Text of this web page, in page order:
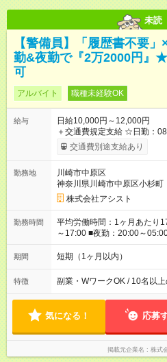
未読
【警備員】「履歴書不要
勤&夜勤で『2万2000円』
可
アルバイト 職種未経験OK
給与
日給10,000円～12,000円
＋交通費規定支給 ☆日勤：08:00～17:00／日給1万円 ★夜勤：
20:00～05:00／日給1万2000円 -:+:-:+:-:+:-:+:-:+:- 日勤＋夜勤
日『2万2000円』も稼げる！ -:+:-:+:-:+:-
べる！ 日払いは、当日に『現金全
別途支給 ■日給全額保障あり ┗予定時間より早く終わっても日給
は満額支給！ ■資格手当あり ┗施設警
試用期間なし
交通費別途支給あり
勤務地
川崎市中原区
神奈川県川崎市中原区小杉町
株式会社アシスト
勤務時間
平均労働時間：1ヶ月あたり
～17:00 ■夜勤：20:00～
く終われば1現場4～8時間勤務もあり ☆週3～勤
が早く終わっても日給全額保
日勤：08:00～17:00 ■夜勤：
なります ※早く終われば1現場4～8
OK！ ☆現場が早く終わって
「日勤＋夜勤」も可能！
期間 短期（1ヶ月以内）
特徴 副業・WワークOK / 10名以
気になる！ 応募
掲載元企業名 株式